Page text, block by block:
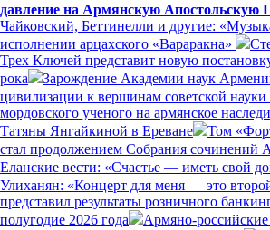
давление на Армянскую Апостольскую
Чайковский, Беттинелли и другие:
исполнении арцахского «Вараракна»
Трех Ключей представит новую
рока
Зарождение Академии наук
цивилизации к вершинам советской
мордовского ученого на армянское
Татяны Янгайкиной в Ереване
Том
стал продолжением Собрания сочинений
Еланские вести: «Счастье — иметь свой
Улиханян: «Концерт для меня — это
представил результаты розничного
полугодие 2026 года
Армяно-российские